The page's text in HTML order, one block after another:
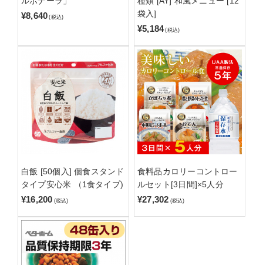
¥8,640 (税込)
袋入]
¥5,184 (税込)
白飯 [50個入] 個食スタンド
タイプ安心米 （1食タイプ)
¥16,200 (税込)
食料品カロリーコントロー
ルセット[3日間]×5人分
¥27,302 (税込)